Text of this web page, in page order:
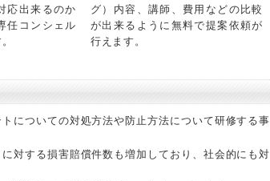
応出来るのか
任コンシェル
グ）内容、講師、費用などの比較
が出来るように無料で提案依頼が
行えます。
についての対処方法や防止方法について研修する事
対する損害賠償件数も増加しており、社会的にも対